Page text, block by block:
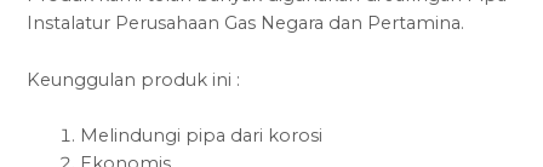
Instalatur Perusahaan Gas Negara dan Pertamina.
Keunggulan produk ini :
Melindungi pipa dari korosi